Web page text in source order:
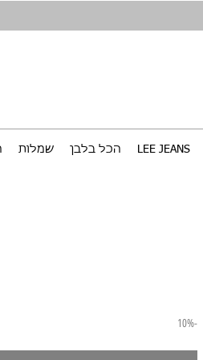
LEE JEANS הכל בלבן שמלות
-10%